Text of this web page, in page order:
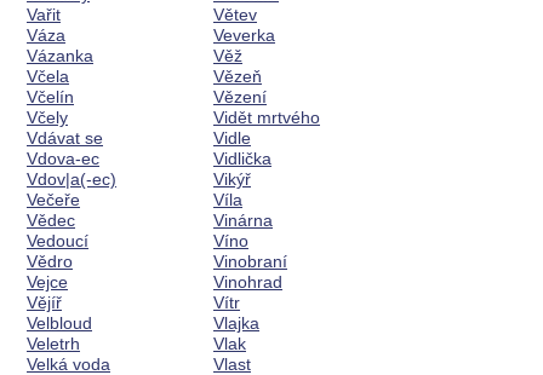
Vařit
Váza
Vázanka
Včela
Včelín
Včely
Vdávat se
Vdova-ec
Vdov|a(-ec)
Večeře
Vědec
Vedoucí
Vědro
Vejce
Vějíř
Velbloud
Veletrh
Velká voda
Větev
Veverka
Věž
Vězeň
Vězení
Vidět mrtvého
Vidle
Vidlička
Vikýř
Víla
Vinárna
Víno
Vinobraní
Vinohrad
Vítr
Vlajka
Vlak
Vlast